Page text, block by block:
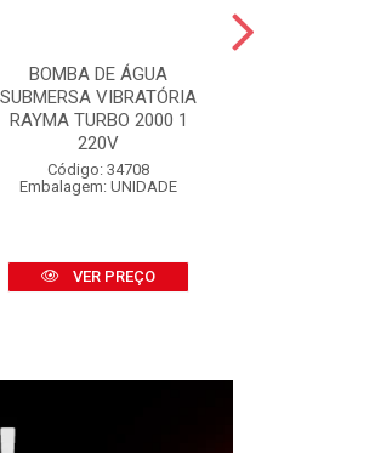
BOMBA DE ÁGUA
SUBMERSA VIBRATÓRIA
RAYMA TURBO 2000 1
220V
Código: 34708
Embalagem: UNIDADE
VER PREÇO